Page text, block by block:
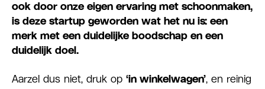
ook door onze eigen ervaring met schoonmaken,
is deze startup geworden wat het nu is: een
merk met een duidelijke boodschap en een
duidelijk doel.
Aarzel dus niet, druk op ‘in winkelwagen’, en reinig